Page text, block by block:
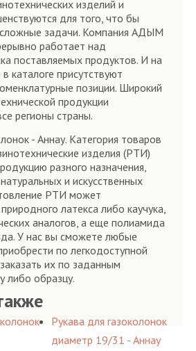
изделий и
для того, что бы
задачи. Компания АДЫМ
работает над
поставляемых продуктов. И на
каталоге присутствуют
позиции. Широкий
продукции
регионы страны.
- Аннау. Категория товаров
изделия (РТИ)
разного назначения,
и искусственных
РТИ может
латекса либо каучука,
аналогов, а еще полиамида
У нас вы сможете любые
по легкодоступной
их по заданным
либо образцу.
Рукава для газоколонок
диаметр 19/31 - Аннау